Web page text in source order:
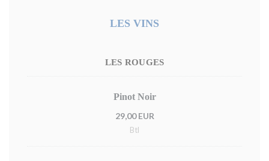
LES VINS
LES ROUGES
Pinot Noir
29,00 EUR
Btl